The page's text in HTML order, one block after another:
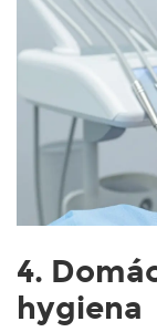
4.
hygiena